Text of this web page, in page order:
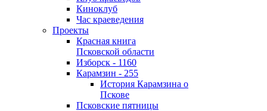
Киноклуб
Час краеведения
Проекты
Красная книга
Псковской области
Изборск - 1160
Карамзин - 255
История Карамзина о
Пскове
Псковские пятницы